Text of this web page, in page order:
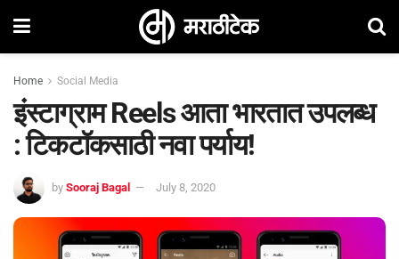
Home Social Media
इंस्टाग्राम Reels आता भारतात उपलब्ध
: टिकटॉकसाठी नवा पर्याय!
by Sooraj Bagal July 8, 2020